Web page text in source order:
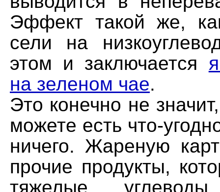
Эффект такой же,
сели на
этом и заключается
на зеленом чае.
Это конечно не
можете есть что-
ничего. Жареную
прочие продукты,
тяжелые